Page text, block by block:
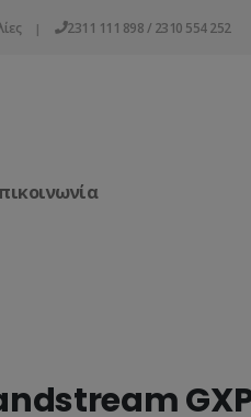
| 2311 111 898 / 2310 554 252